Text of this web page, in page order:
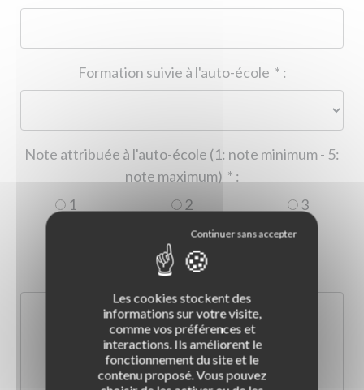
* :
Note attribuée à l'auto-école (1: note minimum - 5:
* :
1
2
3
5
Les cookies stockent des
informations sur votre visite,
comme vos préférences et
interactions. Ils améliorent le
fonctionnement du site et le
contenu proposé. Vous pouvez